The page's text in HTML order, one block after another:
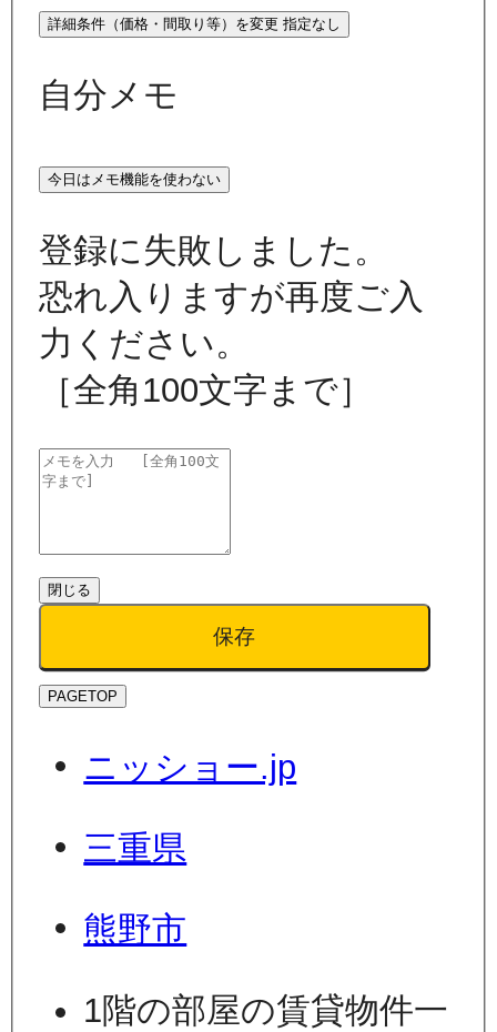
詳細条件（価格・間取り等）を変更 指定なし
自分メモ
今日はメモ機能を使わない
登録に失敗しました。
恐れ入りますが再度ご入
力ください。
［全角100文字まで］
閉じる
保存
PAGETOP
ニッショー.jp
三重県
熊野市
1階の部屋の賃貸物件一